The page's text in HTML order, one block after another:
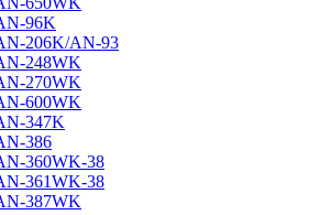
96K
206K/AN-93
248WK
270WK
600WK
347K
386
360WK-38
361WK-38
387WK